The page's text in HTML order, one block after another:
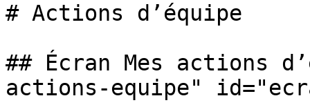
# Actions d’équipe
## Écran Mes actions
actions-equipe"